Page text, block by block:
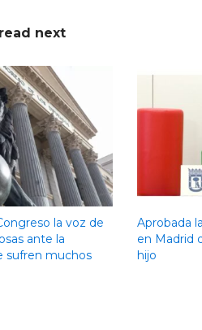
next
la voz de
ante la
sufren muchos
Aprobada
en Madrid
hijo